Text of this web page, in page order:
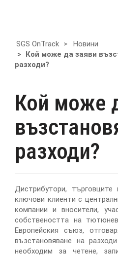
SGS OnTrack
Новини
Кой може да заяви
разходи?
Кой може
разходи?
Дистрибутори,
ключови клиенти с
компании и вносители,
собствеността на
Европейския съюз,
възстановяване на
необходим за четене,